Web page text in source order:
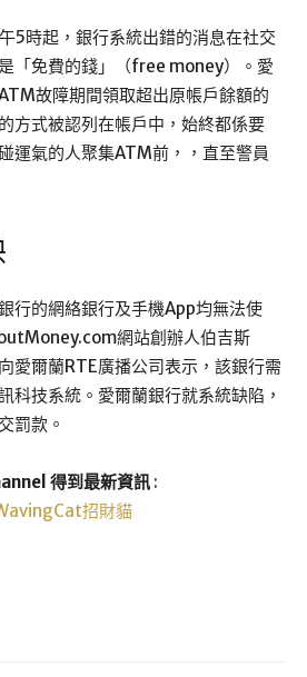
5時起，銀行系統出錯的消息在社交
「免費的錢」（free money）。愛
故障期間領取超出原帳戶餘額的
方式被認列在帳戶中，始終都係要
運氣的人聚集ATM前，，直至警員
行的網絡銀行及手機App均無法使
網站創辦人伯吉斯
愛爾蘭RTE廣播公司表示，該銀行需
科技系統。愛爾蘭銀行就系統缺陷，
罰款。
得到最新資訊 :
招財貓